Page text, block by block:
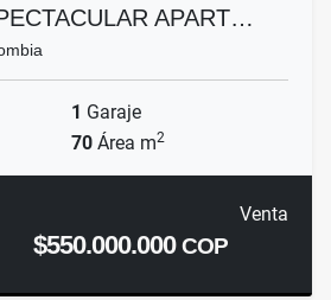
APART…
1 Garaje
70 Área m2
Venta
$550.000.000COP